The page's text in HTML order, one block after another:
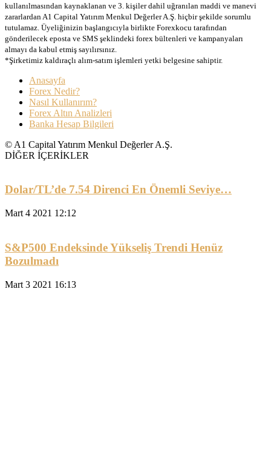
kullanılmasından kaynaklanan ve 3. kişiler dahil uğranılan maddi ve manevi
zararlardan A1 Capital Yatırım Menkul Değerler A.Ş. hiçbir şekilde sorumlu
tutulamaz. Üyeliğinizin başlangıcıyla birlikte Forexkocu tarafından
gönderilecek eposta ve SMS şeklindeki forex bültenleri ve kampanyaları
almayı da kabul etmiş sayılırsınız.
*Şirketimiz kaldıraçlı alım-satım işlemleri yetki belgesine sahiptir.
Anasayfa
Forex Nedir?
Nasıl Kullanırım?
Forex Altın Analizleri
Banka Hesap Bilgileri
© A1 Capital Yatırım Menkul Değerler A.Ş.
DİĞER İÇERİKLER
Dolar/TL’de 7.54 Direnci En Önemli Seviye…
Mart 4 2021 12:12
S&P500 Endeksinde Yükseliş Trendi Henüz
Bozulmadı
Mart 3 2021 16:13